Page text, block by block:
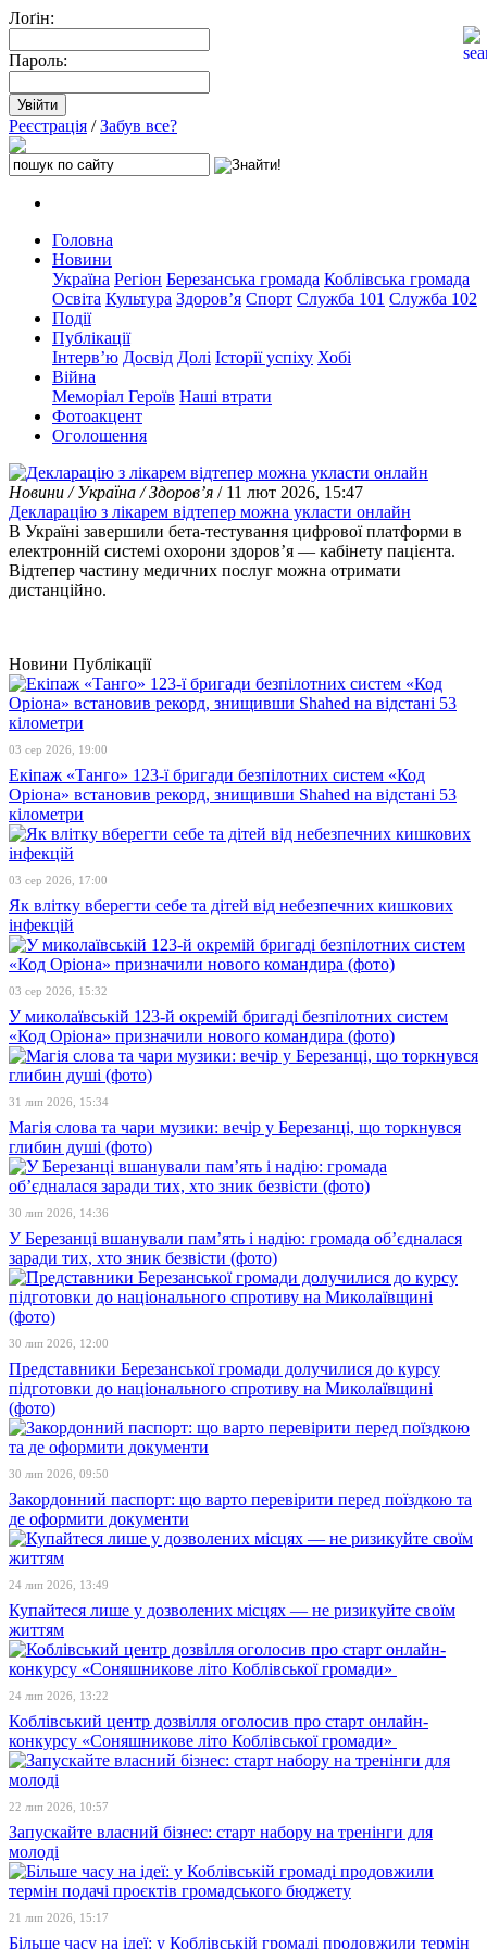
Лоґін:
Пароль:
Реєстрація /Забув все?
Головна
Новини
Україна Регіон Березанська громада Коблівська громада
Освіта Культура Здоров’я Спорт Служба 101 Служба 102
Події
Публікації
Інтерв’ю Досвід Долі Історії успіху Хобі
Війна
Меморіал Героїв Наші втрати
Фотоакцент
Оголошення
Новини / Україна / Здоров’я / 11 лют 2026, 15:47
Декларацію з лікарем відтепер можна укласти онлайн
В Україні завершили бета-тестування цифрової платформи в
електронній системі охорони здоров’я — кабінету пацієнта.
Відтепер частину медичних послуг можна отримати
дистанційно.
Новини Публікації
03 сер 2026, 19:00
Екіпаж «Танго» 123-ї бригади безпілотних систем «Код
Оріона» встановив рекорд, знищивши Shahed на відстані 53
кілометри
03 сер 2026, 17:00
Як влітку вберегти себе та дітей від небезпечних кишкових
інфекцій
03 сер 2026, 15:32
У миколаївській 123-й окремій бригаді безпілотних систем
«Код Оріона» призначили нового командира (фото)
31 лип 2026, 15:34
Магія слова та чари музики: вечір у Березанці, що торкнувся
глибин душі (фото)
30 лип 2026, 14:36
У Березанці вшанували пам’ять і надію: громада об’єдналася
заради тих, хто зник безвісти (фото)
30 лип 2026, 12:00
Представники Березанської громади долучилися до курсу
підготовки до національного спротиву на Миколаївщині
(фото)
30 лип 2026, 09:50
Закордонний паспорт: що варто перевірити перед поїздкою та
де оформити документи
24 лип 2026, 13:49
Купайтеся лише у дозволених місцях — не ризикуйте своїм
життям
24 лип 2026, 13:22
Коблівський центр дозвілля оголосив про старт онлайн-
конкурсу «Соняшникове літо Коблівської громади»
22 лип 2026, 10:57
Запускайте власний бізнес: старт набору на тренінги для
молоді
21 лип 2026, 15:17
Більше часу на ідеї: у Коблівській громаді продовжили термін